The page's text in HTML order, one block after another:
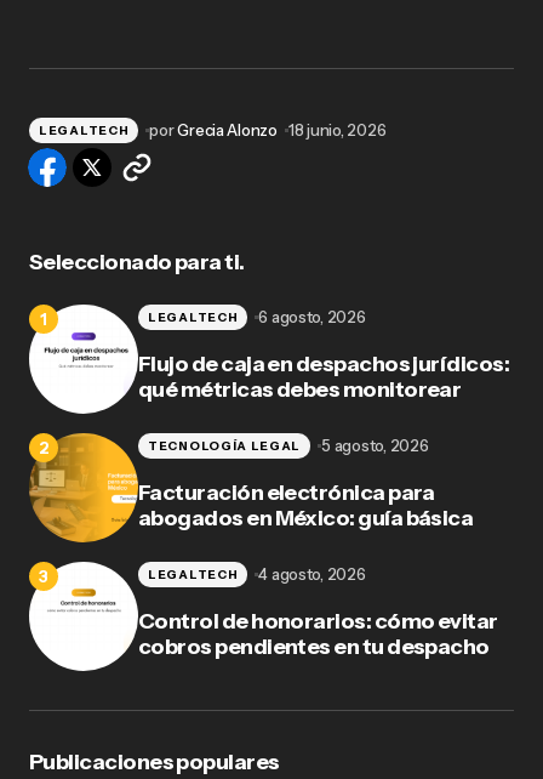
LEGALTECH porGrecia Alonzo 18 junio, 2026
Seleccionado para ti.
Flujo de caja en despachos jurídicos:
qué métricas debes monitorear
LEGALTECH 6 agosto, 2026
Facturación electrónica para
abogados en México: guía básica
TECNOLOGÍA LEGAL 5 agosto, 2026
Control de honorarios: cómo evitar
cobros pendientes en tu despacho
LEGALTECH 4 agosto, 2026
Publicaciones populares